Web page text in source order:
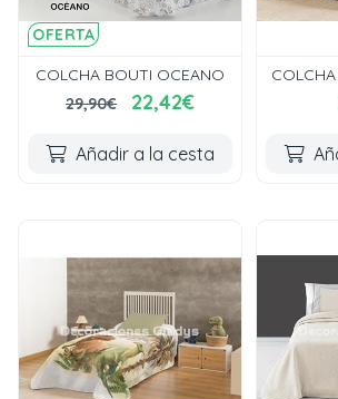
OFERTA
COLCHA BOUTI OCEANO
29,90€
22,42€
Añadir a la cesta